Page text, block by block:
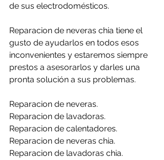
de sus electrodomésticos.
Reparacion de neveras chia tiene el
gusto de ayudarlos en todos esos
inconvenientes y estaremos siempre
prestos a asesorarlos y darles una
pronta solución a sus problemas.
Reparacion de neveras.
Reparacion de lavadoras.
Reparacion de calentadores.
Reparacion de neveras chia.
Reparacion de lavadoras chia.